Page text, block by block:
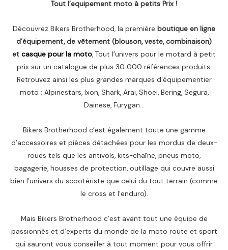
Tout l’equipement moto à petits Prix !
Découvrez Bikers Brotherhood, la première boutique en ligne
d’équipement, de vêtement (blouson, veste, combinaison)
et casque pour la moto, Tout l’univers pour le motard à petit
prix sur un catalogue de plus 30 000 références produits.
Retrouvez ainsi les plus grandes marques d’équipementier
moto : Alpinestars, Ixon, Shark, Arai, Shoei, Bering, Segura,
Dainese, Furygan…
Bikers Brotherhood c’est également toute une gamme
d’accessoires et pièces détachées pour les mordus de deux-
roues tels que les antivols, kits-chaîne, pneus moto,
bagagerie, housses de protection, outillage qui couvre aussi
bien l’univers du scootériste que celui du tout terrain (comme
le cross et l’enduro).
Mais Bikers Brotherhood c’est avant tout une équipe de
passionnés et d’experts du monde de la moto route et sport
qui sauront vous conseiller à tout moment pour vous offrir